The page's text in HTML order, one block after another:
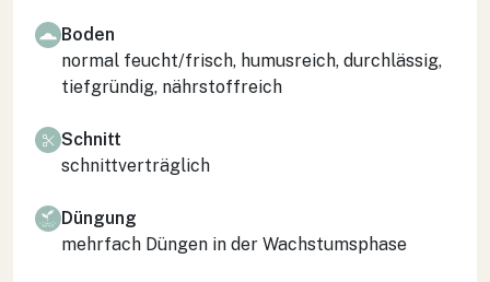
Boden
normal feucht/frisch, humusreich, durchlässig,
tiefgründig, nährstoffreich
Schnitt
schnittverträglich
Düngung
mehrfach Düngen in der Wachstumsphase